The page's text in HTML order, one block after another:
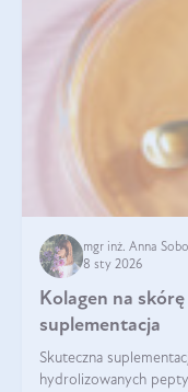
mgr inż. Anna Sobol
8 sty 2026
Kolagen na
suplementacja
Skuteczna
hydrolizowanych